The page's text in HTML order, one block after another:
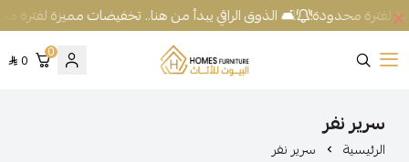
لفترة محدودة! 🛋️ الذوق الراقي يبدأ من هنا.. تخفيضات مميزة لفترة
شركة البيوت للأثاث
0
0
سرير نفر
الرئيسية سرير نفر